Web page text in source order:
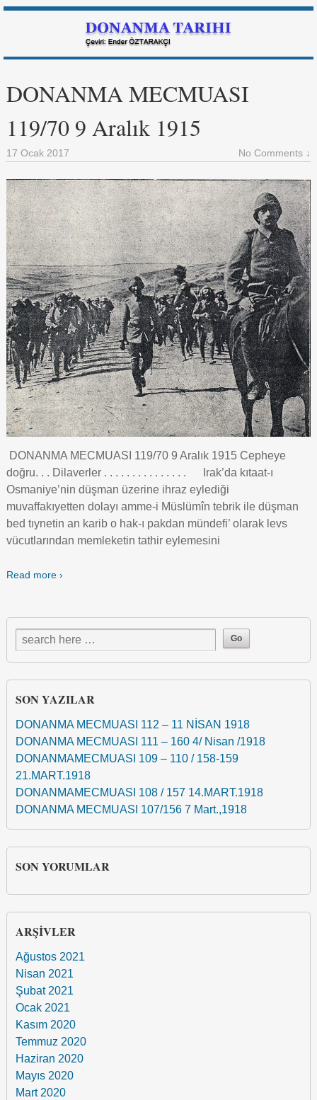
DONANMA MECMUASI
119/70 9 Aralık 1915
17 Ocak 2017 No Comments ↓
DONANMA MECMUASI 119/70 9 Aralık 1915 Cepheye
doğru. . . Dilaverler . . . . . . . . . . . . . . . Irak’da kıtaat-ı
Osmaniye’nin düşman üzerine ihraz eylediği
muvaffakıyetten dolayı amme-i Müslümîn tebrik ile düşman
bed tıynetin an karib o hak-ı pakdan mündefi’ olarak levs
vücutlarından memleketin tathir eylemesini
Read more ›
SON YAZILAR
DONANMA MECMUASI 112 – 11 NİSAN 1918
DONANMA MECMUASI 111 – 160 4/ Nisan /1918
DONANMAMECMUASI 109 – 110 / 158-159
21.MART.1918
DONANMAMECMUASI 108 / 157 14.MART.1918
DONANMA MECMUASI 107/156 7 Mart.,1918
SON YORUMLAR
ARŞIVLER
Ağustos 2021
Nisan 2021
Şubat 2021
Ocak 2021
Kasım 2020
Temmuz 2020
Haziran 2020
Mayıs 2020
Mart 2020